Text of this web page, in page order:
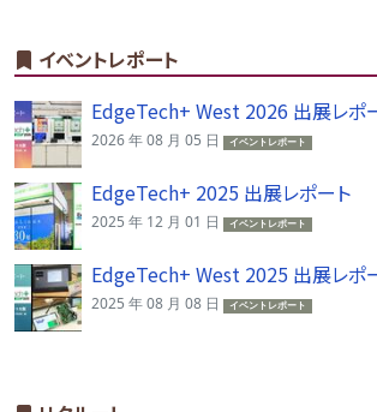
イベントレポート
EdgeTech+ West 2026 出展レポ
2026 年 08 月 05 日 イベントレポート
EdgeTech+ 2025 出展レポート
2025 年 12 月 01 日 イベントレポート
EdgeTech+ West 2025 出展レポ
2025 年 08 月 08 日 イベントレポート